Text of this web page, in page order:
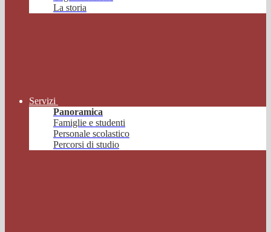
La storia
Servizi
Panoramica
Famiglie e studenti
Personale scolastico
Percorsi di studio